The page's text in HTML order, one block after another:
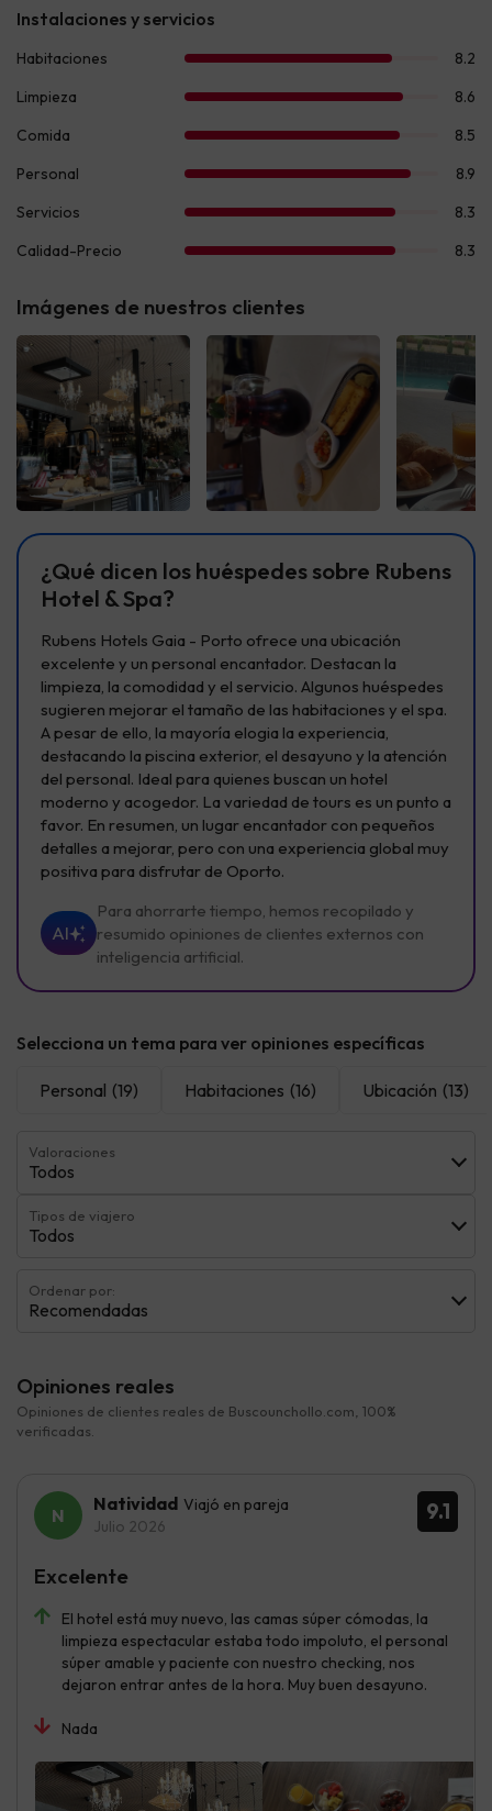
Imágenes de nuestros clientes
¿Qué dicen los huéspedes sobre Rubens
Hotel & Spa?
Rubens Hotels Gaia - Porto ofrece una ubicación
excelente y un personal encantador. Destacan la
limpieza, la comodidad y el servicio. Algunos huéspedes
sugieren mejorar el tamaño de las habitaciones y el spa.
A pesar de ello, la mayoría elogia la experiencia,
destacando la piscina exterior, el desayuno y la atención
del personal. Ideal para quienes buscan un hotel
moderno y acogedor. La variedad de tours es un punto a
favor. En resumen, un lugar encantador con pequeños
detalles a mejorar, pero con una experiencia global muy
positiva para disfrutar de Oporto.
AI
Para ahorrarte tiempo, hemos recopilado y
resumido opiniones de clientes externos con
inteligencia artificial.
Selecciona un tema para ver opiniones específicas
Personal (19) Habitaciones (16) Ubicación (13)
Valoraciones
Todos
Tipos de viajero
Todos
Ordenar por:
Recomendadas
Opiniones reales
Opiniones de clientes reales de Buscounchollo.com, 100%
verificadas.
9.1
Natividad Viajó en pareja
Julio 2026
El hotel está muy nuevo, las camas súper cómodas, la
limpieza espectacular estaba todo impoluto, el personal
súper amable y paciente con nuestro checking, nos
dejaron entrar antes de la hora. Muy buen desayuno.
Nada
Excelente